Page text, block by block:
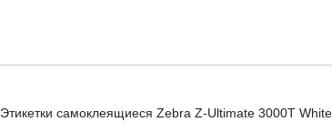
Этикетки самоклеящиеся Zebra Z-Ultimate 3000T